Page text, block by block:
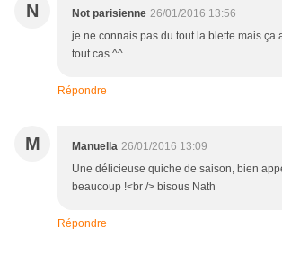
N Not parisienne 26/01/2016 13:56
je ne connais pas du tout la blette mais ça
tout cas ^^
Répondre
M Manuella 26/01/2016 13:09
Une délicieuse quiche de saison, bien
beaucoup !<br /> bisous Nath
Répondre